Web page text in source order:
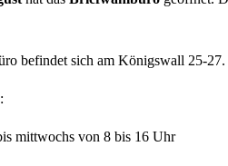
befindet sich am Königswall 25-27.
:
mittwochs von 8 bis 16 Uhr